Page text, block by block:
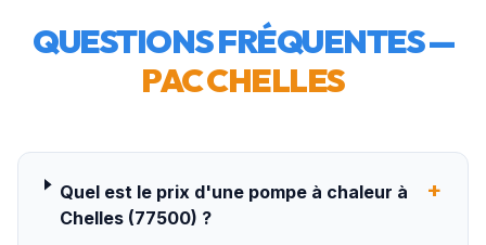
QUESTIONS FRÉQUENTES —
PACCHELLES
Quel est le prix d'une pompe à chaleur à
Chelles (77500) ?
+